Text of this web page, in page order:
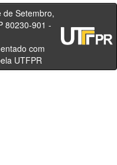
80230-901 -
- Brasil
com
UTFPR